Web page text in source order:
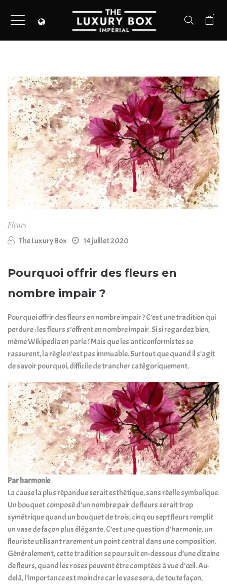
-
Fleurs
The Luxury Box 14 juillet 2020
Pourquoi offrir des fleurs en
nombre impair ?
Pourquoi offrir des fleurs en nombre impair ? C’est une tradition qui
perdure : les fleurs s’offrent en nombre impair. Si si regardez bien,
mêmeWikipediaen parle ! Mais que les anticonformistes se
rassurent, la règle n’est pas immuable. Surtout que quand il s’agit
de savoir pourquoi, difficile de trancher catégoriquement.
Par harmonie
La cause la plus répandue serait esthétique, sans réelle symbolique.
Un bouquet composé d’un nombre pair de fleurs serait trop
symétrique quand un bouquet de trois, cinq ou sept fleurs remplit
un vase de façon plus élégante. C’est une question d’harmonie, un
fleuriste utilisant rarement un point central dans une composition.
Généralement, cette tradition se poursuit en-dessous d’une dizaine
de fleurs, quand les roses peuvent être comptées à vue d’œil. Au-
delà, l’importance est moindre car le vase sera, de toute façon,